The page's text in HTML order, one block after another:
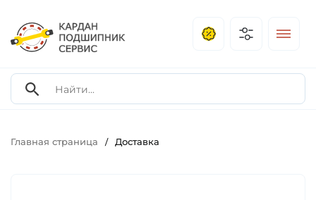
Главная страница / Доставка